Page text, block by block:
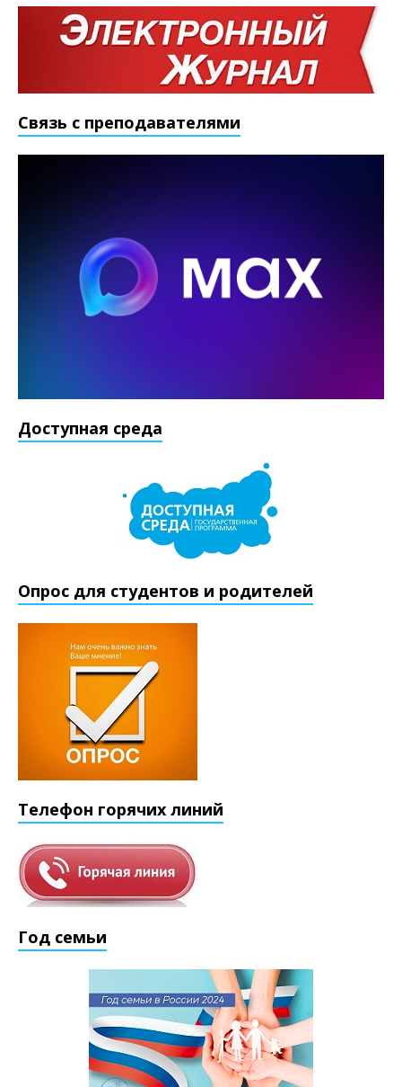
Связь с преподавателями
Доступная среда
Опрос для студентов и родителей
Телефон горячих линий
Год семьи